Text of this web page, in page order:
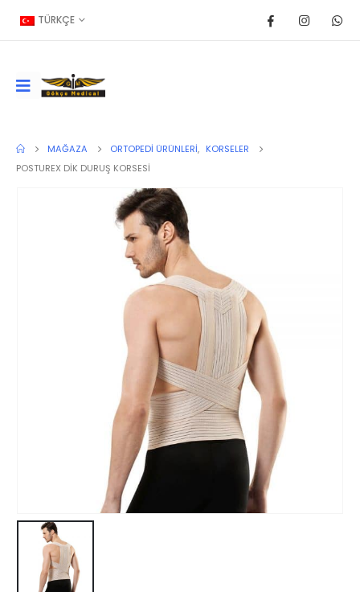
TÜRKÇE
MAĞAZA ORTOPEDI ÜRÜNLERI, KORSELER
POSTUREX DİK DURUŞ KORSESİ